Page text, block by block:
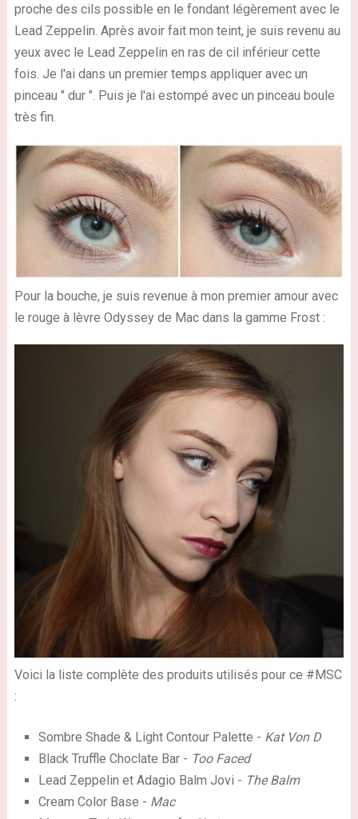
proche des cils possible en le fondant légèrement avec le
Lead Zeppelin. Après avoir fait mon teint, je suis revenu au
yeux avec le Lead Zeppelin en ras de cil inférieur cette
fois. Je l'ai dans un premier temps appliquer avec un
pinceau " dur ". Puis je l'ai estompé avec un pinceau boule
très fin.
Pour la bouche, je suis revenue à mon premier amour avec
le rouge à lèvre Odyssey de Mac dans la gamme Frost :
Voici la liste complète des produits utilisés pour ce #MSC
:
Sombre Shade & Light Contour Palette - Kat Von D
Black Truffle Choclate Bar - Too Faced
Lead Zeppelin et Adagio Balm Jovi - The Balm
Cream Color Base - Mac